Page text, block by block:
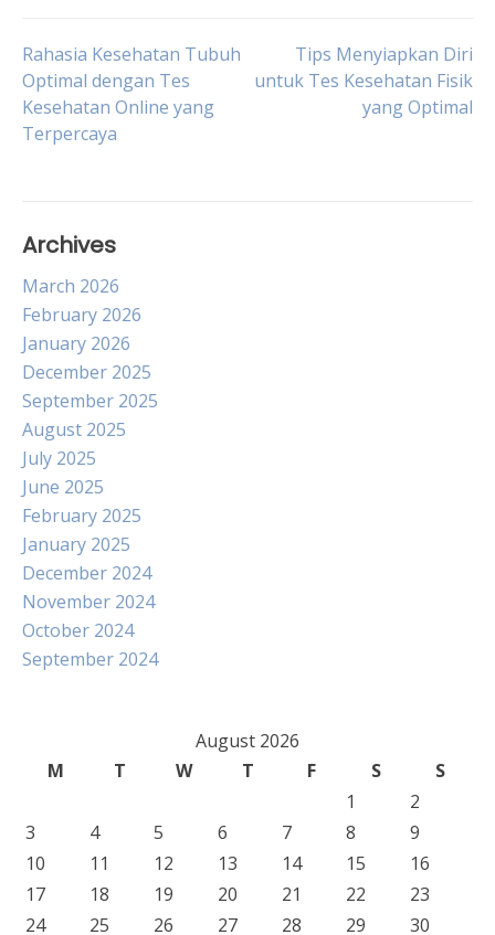
Post
navigation
Rahasia Kesehatan Tubuh
Optimal dengan Tes
Kesehatan Online yang
Terpercaya
Tips Menyiapkan Diri
untuk Tes Kesehatan Fisik
yang Optimal
Archives
March 2026
February 2026
January 2026
December 2025
September 2025
August 2025
July 2025
June 2025
February 2025
January 2025
December 2024
November 2024
October 2024
September 2024
August 2026
M
T W T F S
S
1
2
3
4 5 6 7 8
9
10
11 12 13 14 15
16
17
18 19 20 21 22
23
24
25 26 27 28 29 30